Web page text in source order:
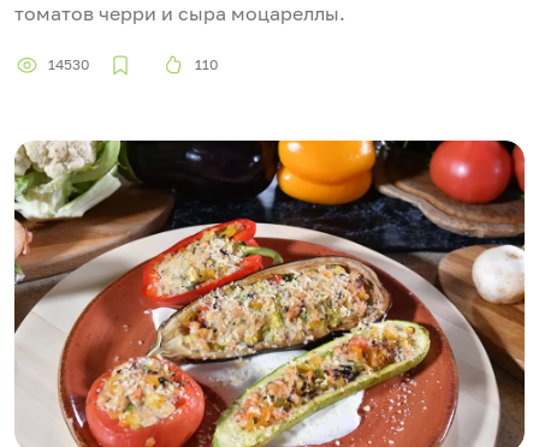
томатов черри и сыра моцареллы.
14530 110